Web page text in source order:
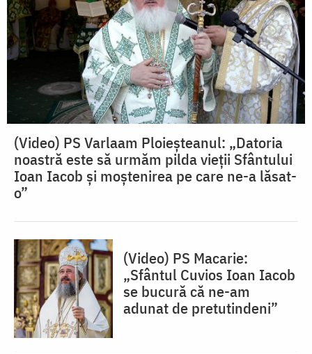
(Video) PS Varlaam Ploieșteanul: „Datoria
noastră este să urmăm pilda vieții Sfântului
Ioan Iacob și moștenirea pe care ne-a lăsat-
o”
(Video) PS Macarie:
„Sfântul Cuvios Ioan Iacob
se bucură că ne-am
adunat de pretutindeni”